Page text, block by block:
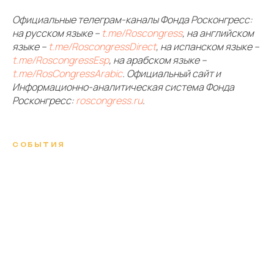
Официальные телеграм-каналы Фонда Росконгресс:
на русском языке – t.me/Roscongress, на английском
языке – t.me/RoscongressDirect, на испанском языке –
t.me/RoscongressEsp, на арабском языке –
t.me/RosCongressArabic. Официальный сайт и
Информационно-аналитическая система Фонда
Росконгресс:roscongress.ru.
СОБЫТИЯ
Если не знаете с чего начать,
напишите нам
Заказать консультацию
Lawboratorium